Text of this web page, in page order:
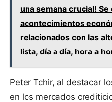
una semana crucial!
acontecimientos
relacionados con las
lista, día a día, hora a
Peter Tchir, al destacar
en los mercados